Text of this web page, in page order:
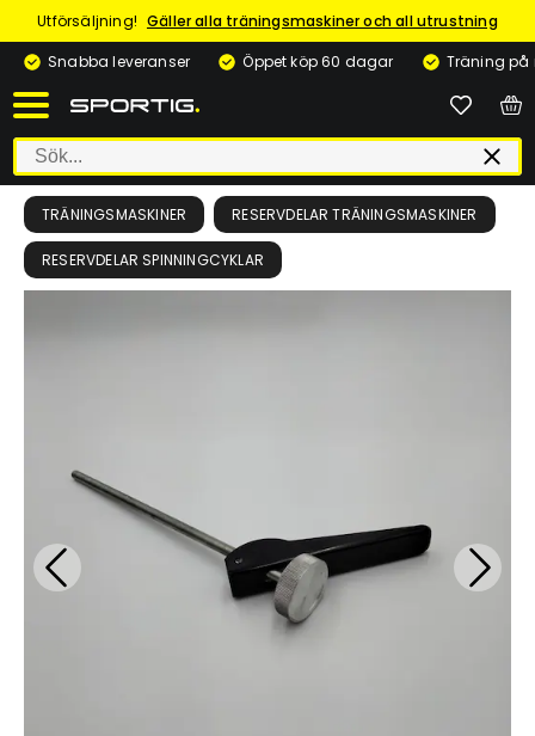
Utförsäljning! Gäller alla träningsmaskiner och all utrustning
Snabba leveranser
Öppet köp 60 dagar Träning på
TRÄNINGSMASKINER RESERVDELAR TRÄNINGSMASKINER
RESERVDELAR SPINNINGCYKLAR